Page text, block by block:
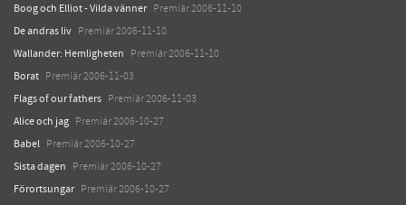
Boog och Elliot - Vilda vänner Premiär 2006-11-10
De andras liv Premiär 2006-11-10
Wallander: Hemligheten Premiär 2006-11-10
Borat Premiär 2006-11-03
Flags of our fathers Premiär 2006-11-03
Alice och jag Premiär 2006-10-27
Babel Premiär 2006-10-27
Sista dagen Premiär 2006-10-27
Förortsungar Premiär 2006-10-27